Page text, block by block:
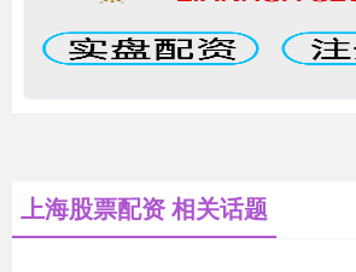
上海股票配资 相关话题